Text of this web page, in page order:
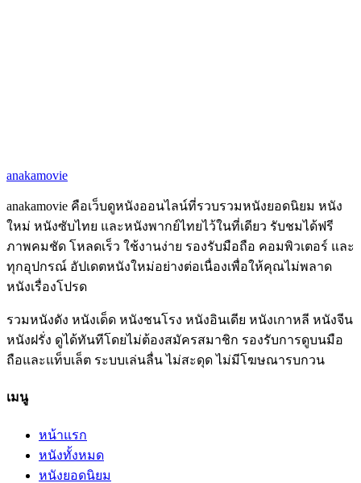
anakamovie
anakamovie คือเว็บดูหนังออนไลน์ที่รวบรวมหนังยอดนิยม หนัง
ใหม่ หนังซับไทย และหนังพากย์ไทยไว้ในที่เดียว รับชมได้ฟรี
ภาพคมชัด โหลดเร็ว ใช้งานง่าย รองรับมือถือ คอมพิวเตอร์ และ
ทุกอุปกรณ์ อัปเดตหนังใหม่อย่างต่อเนื่องเพื่อให้คุณไม่พลาด
หนังเรื่องโปรด
รวมหนังดัง หนังเด็ด หนังชนโรง หนังอินเดีย หนังเกาหลี หนังจีน
หนังฝรั่ง ดูได้ทันทีโดยไม่ต้องสมัครสมาชิก รองรับการดูบนมือ
ถือและแท็บเล็ต ระบบเล่นลื่น ไม่สะดุด ไม่มีโฆษณารบกวน
เมนู
หน้าแรก
หนังทั้งหมด
หนังยอดนิยม